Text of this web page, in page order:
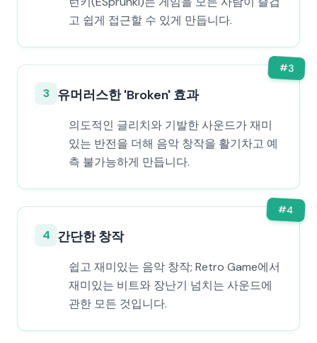
고 쉽게 접근할 수 있게 만듭니다.
#3
3 유머러스한 'Broken' 효과
의도적인 글리치와 기발한 사운드가 재미
있는 반전을 더해 음악 창작을 활기차고 예
측 불가능하게 만듭니다.
#4
4 간단한 창작
쉽고 재미있는 음악 창작; Retro Game에서
재미있는 비트와 장난기 넘치는 사운드에
관한 모든 것입니다.